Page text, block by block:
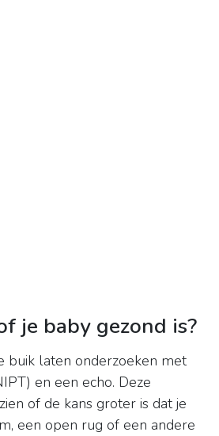
je baby gezond is?
buik laten onderzoeken met
en een echo. Deze
of de kans groter is dat je
een open rug of een andere